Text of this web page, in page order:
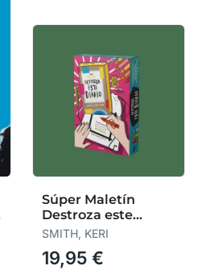
Súper Maletín
Destroza este
Diario. Ahora a Todo
SMITH, KERI
19,95 €